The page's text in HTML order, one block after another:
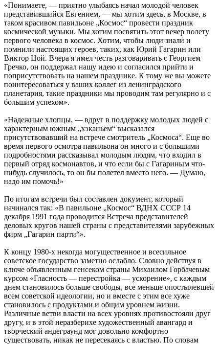
«Понимаете, — приятно улыбаясь начал молодой человек
представившийся Евгением, — мы хотим здесь, в Москве, в
таком красивом павильоне „Космос“ провести праздник
космической музыки. Мы хотим посвятить этот вечер полету
первого человека в космос. Хотим, чтобы люди знали и
помнили настоящих героев, таких, как Юрий Гагарин или
Виктор Цой. Вчера я имел честь разговаривать с Георгием
Гречко, он поддержал нашу идею и согласился прийти и
поприсутствовать на нашем празднике. К тому же вы можете
поинтересоваться у ваших коллег из ленинградского
планетария, такие праздники мы проводим там регулярно и с
большим успехом».
«Надежные хлопцы, — вдруг в поддержку молодых людей с
характерным южным „хэканьем“ высказался
присутствовавший на встрече смотритель „Космоса“. Еще во
время первого осмотра павильона он много и с большими
подробностями рассказывал молодым людям, что входил в
первый отряд космонавтов, и что если бы с Гагариным что-
нибудь случилось, то он бы полетел вместо него. — Думаю,
надо им помочь!»
По итогам встречи был составлен документ, который
начинался так: «В павильоне „Космос“ ВДНХ СССР 14
декабря 1991 года проводится Встреча представителей
деловых кругов нашей страны с представителями зарубежных
фирм „Гагарин парти“».
К концу 1980-х некогда могущественное и всесильное
советское государство заметно ослабло. Словно действуя в
ключе объявленным генсеком страны Михаилом Горбачевым
курсом «Гласность — перестройка — ускорение», с каждым
днем становилось больше свободы, все меньше опостылевшей
всем советской идеологии, но и вместе с этим все хуже
становилось с продуктами и общим уровнем жизни.
Различные ветви власти на всех уровнях противостояли друг
другу, и в этой неразберихе художественный авангард и
творческий андеграунд мог довольно комфортно
существовать, никак не пересекаясь с властью. По словам